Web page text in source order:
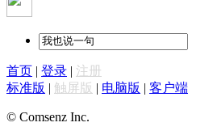
首页 | 登录 | 注册
标准版 | 触屏版 | 电脑版 | 客户端
© Comsenz Inc.